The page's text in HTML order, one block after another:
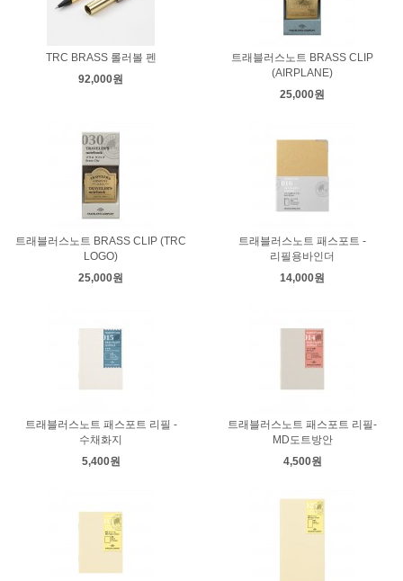
TRC BRASS 롤러볼 펜
92,000원
트래블러스노트 BRASS CLIP
(AIRPLANE)
25,000원
트래블러스노트 BRASS CLIP (TRC
LOGO)
25,000원
트래블러스노트 패스포트 -
리필용바인더
14,000원
트래블러스노트 패스포트 리필 -
수채화지
5,400원
트래블러스노트 패스포트 리필-
MD도트방안
4,500원